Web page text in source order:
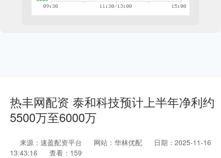
热丰网配资 泰和科技预计上半年净利约
5500万至6000万
来源：速盈配资平台 网站：华林优配
日期：2025-11-16
13:43:16
查看：159